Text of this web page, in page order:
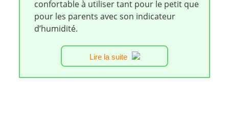
confortable à utiliser tant pour le petit que
pour les parents avec son indicateur
d’humidité.
Lire la suite